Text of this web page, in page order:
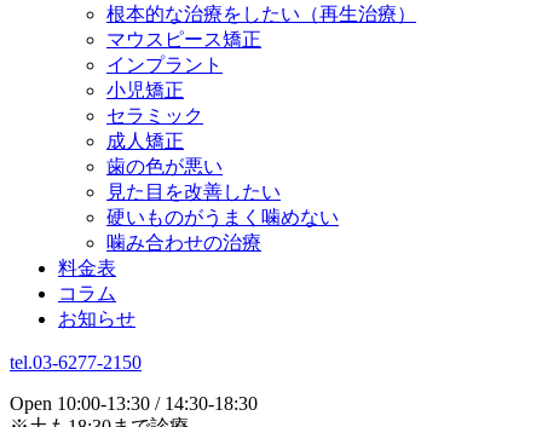
根本的な治療をしたい（再生治療）
マウスピース矯正
インプラント
小児矯正
セラミック
成人矯正
歯の色が悪い
見た目を改善したい
硬いものがうまく噛めない
噛み合わせの治療
料金表
コラム
お知らせ
tel.03-6277-2150
Open 10:00-13:30 / 14:30-18:30